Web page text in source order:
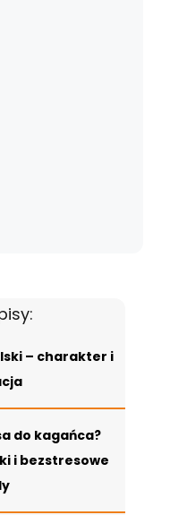
– charakter i
do kagańca?
i bezstresowe